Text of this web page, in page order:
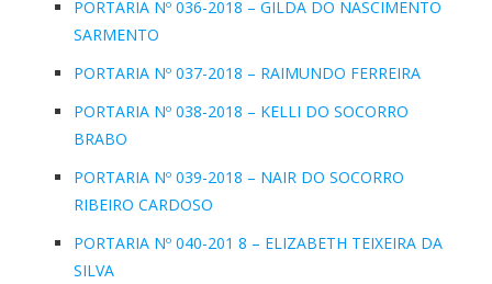
PORTARIA Nº 036-2018 – GILDA DO NASCIMENTO
SARMENTO
PORTARIA Nº 037-2018 – RAIMUNDO FERREIRA
PORTARIA Nº 038-2018 – KELLI DO SOCORRO
BRABO
PORTARIA Nº 039-2018 – NAIR DO SOCORRO
RIBEIRO CARDOSO
PORTARIA Nº 040-201 8 – ELIZABETH TEIXEIRA DA
SILVA